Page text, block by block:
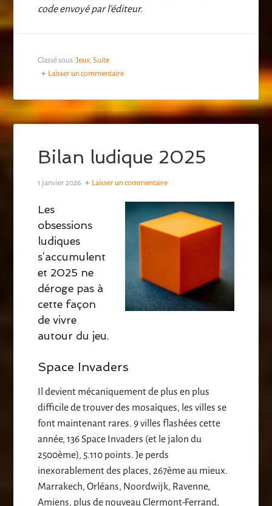
code envoyé par l’éditeur.
Classé sous :Jeux,Suite
Laisser un commentaire
Bilan ludique 2025
1 janvier 2026 Laisser un commentaire
Les
obsessions
ludiques
s’accumulent
et 2025 ne
déroge pas à
cette façon
de vivre
autour du jeu.
Space Invaders
Il devient mécaniquement de plus en plus
difficile de trouver des mosaïques, les villes se
font maintenant rares. 9 villes flashées cette
année, 136 Space Invaders (et le jalon du
2500ème), 5.110 points. Je perds
inexorablement des places, 267ème au mieux.
Marrakech, Orléans, Noordwijk, Ravenne,
Amiens, plus de nouveau Clermont-Ferrand,